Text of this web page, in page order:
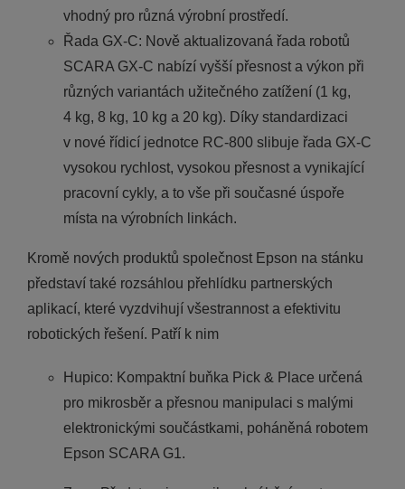
vhodný pro různá výrobní prostředí.
Řada GX-C: Nově aktualizovaná řada robotů
SCARA GX-C nabízí vyšší přesnost a výkon při
různých variantách užitečného zatížení (1 kg,
4 kg, 8 kg, 10 kg a 20 kg). Díky standardizaci
v nové řídicí jednotce RC-800 slibuje řada GX-C
vysokou rychlost, vysokou přesnost a vynikající
pracovní cykly, a to vše při současné úspoře
místa na výrobních linkách.
Kromě nových produktů společnost Epson na stánku
představí také rozsáhlou přehlídku partnerských
aplikací, které vyzdvihují všestrannost a efektivitu
robotických řešení. Patří k nim
Hupico: Kompaktní buňka Pick & Place určená
pro mikrosběr a přesnou manipulaci s malými
elektronickými součástkami, poháněná robotem
Epson SCARA G1.